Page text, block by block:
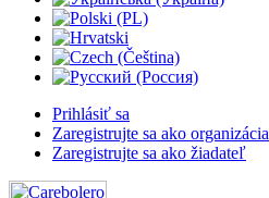
Prihlásiť sa
Zaregistrujte sa ako organizácia
Zaregistrujte sa ako žiadateľ